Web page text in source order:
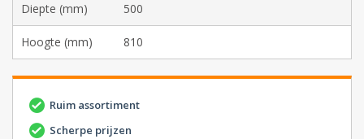
Diepte (mm) 500
Hoogte (mm) 810
Ruim assortiment
Scherpe prijzen